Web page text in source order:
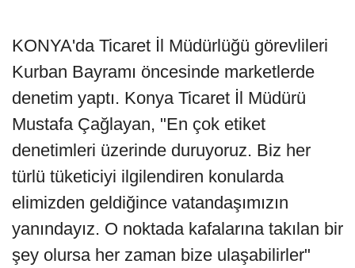
KONYA'da Ticaret İl Müdürlüğü görevlileri
Kurban Bayramı öncesinde marketlerde
denetim yaptı. Konya Ticaret İl Müdürü
Mustafa Çağlayan, "En çok etiket
denetimleri üzerinde duruyoruz. Biz her
türlü tüketiciyi ilgilendiren konularda
elimizden geldiğince vatandaşımızın
yanındayız. O noktada kafalarına takılan bir
şey olursa her zaman bize ulaşabilirler"